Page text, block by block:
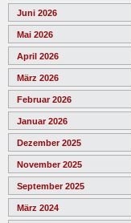
Juni 2026
Mai 2026
April 2026
März 2026
Februar 2026
Januar 2026
Dezember 2025
November 2025
September 2025
März 2024